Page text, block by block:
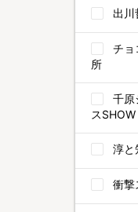
出川
チョ
所
千原
スSHOW
淳と
衝撃